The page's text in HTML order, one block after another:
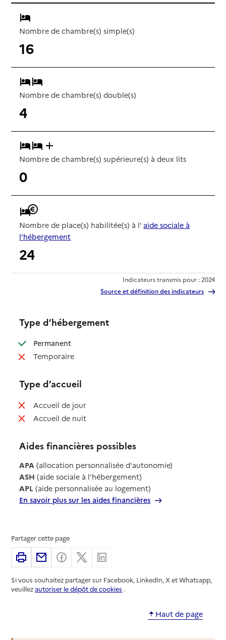
Nombre de chambre(s) simple(s)
16
Nombre de chambre(s) double(s)
4
Nombre de chambre(s) supérieure(s) à deux lits
0
Nombre de place(s) habilitée(s) à l' aide sociale à
l'hébergement
24
Indicateurs transmis pour : 2024
Source et définition des indicateurs
Type d’hébergement
Permanent: disponible
Temporaire: non disponible
Type d’accueil
Accueil de jour: non disponible
Accueil de nuit: non disponible
Aides financières possibles
APA (allocation personnalisée d'autonomie)
ASH (aide sociale à l'hébergement)
APL (aide personnalisée au logement)
En savoir plus sur les aides financières
Partager cette page
ImprimerPartager par email
Partager sur Facebook
Partager sur X
Si vous souhaitez partager sur Facebook, LinkedIn, X et Whatsapp,
veuillezautoriser le dépôt de cookies .
Haut de page